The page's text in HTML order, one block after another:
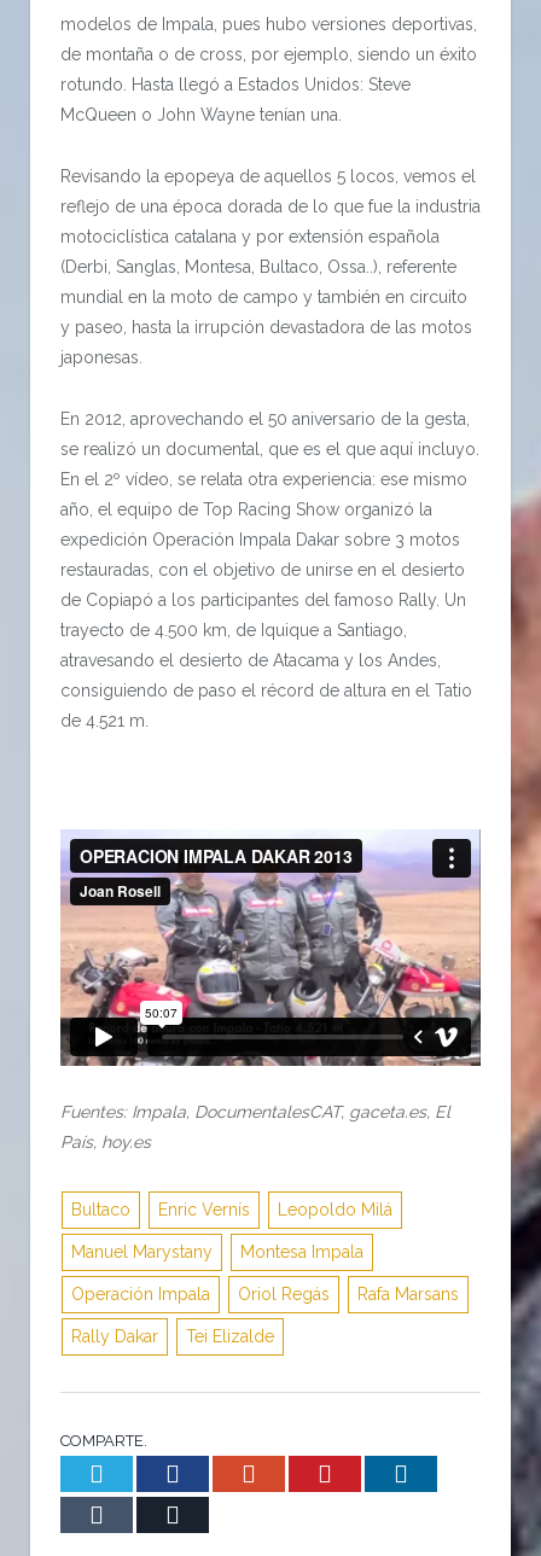
modelos de Impala, pues hubo versiones deportivas,
de montaña o de cross, por ejemplo, siendo un éxito
rotundo. Hasta llegó a Estados Unidos: Steve
McQueen o John Wayne tenían una.
Revisando la epopeya de aquellos 5 locos, vemos el
reflejo de una época dorada de lo que fue la industria
motociclística catalana y por extensión española
(Derbi, Sanglas, Montesa, Bultaco, Ossa..), referente
mundial en la moto de campo y también en circuito
y paseo, hasta la irrupción devastadora de las motos
japonesas.
En 2012, aprovechando el 50 aniversario de la gesta,
se realizó un documental, que es el que aquí incluyo.
En el 2º vídeo, se relata otra experiencia: ese mismo
año, el equipo de Top Racing Show organizó la
expedición Operación Impala Dakar sobre 3 motos
restauradas, con el objetivo de unirse en el desierto
de Copiapó a los participantes del famoso Rally. Un
trayecto de 4.500 km, de Iquique a Santiago,
atravesando el desierto de Atacama y los Andes,
consiguiendo de paso el récord de altura en el Tatio
de 4.521 m.
Fuentes: Impala, DocumentalesCAT, gaceta.es, El
País, hoy.es
Bultaco Enric Vernís Leopoldo Milá
Manuel Marystany Montesa Impala
Operación Impala Oriol Regás Rafa Marsans
Rally Dakar Tei Elizalde
COMPARTE.
Twitter Facebook Google+ Pinterest
Tumblr